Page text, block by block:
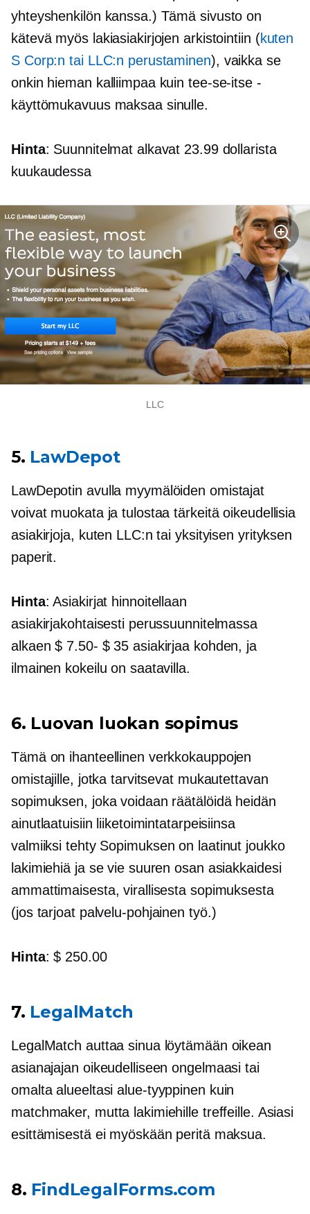
yhteyshenkilön kanssa.) Tämä sivusto on
kätevä myös lakiasiakirjojen arkistointiin (kuten
S Corp:n tai LLC:n perustaminen), vaikka se
onkin hieman kalliimpaa kuin tee-se-itse -
käyttömukavuus maksaa sinulle.
Hinta: Suunnitelmat alkavat 23.99 dollarista
kuukaudessa
LLC
5. LawDepot
LawDepotin avulla myymälöiden omistajat
voivat muokata ja tulostaa tärkeitä oikeudellisia
asiakirjoja, kuten LLC:n tai yksityisen yrityksen
paperit.
Hinta: Asiakirjat hinnoitellaan
asiakirjakohtaisesti perussuunnitelmassa
alkaen$ 7.50- $ 35 asiakirjaa kohden, ja
ilmainen kokeilu on saatavilla.
6. Luovan luokan sopimus
Tämä on ihanteellinen verkkokauppojen
omistajille, jotka tarvitsevat mukautettavan
sopimuksen, joka voidaan räätälöidä heidän
ainutlaatuisiin liiketoimintatarpeisiinsa
valmiiksi tehtySopimuksen on laatinut joukko
lakimiehiä ja se vie suuren osan asiakkaidesi
ammattimaisesta, virallisesta sopimuksesta
(jos tarjoat palvelu-pohjainen työ.)
Hinta: $ 250.00
7. LegalMatch
LegalMatch auttaa sinua löytämään oikean
asianajajan oikeudelliseen ongelmaasi tai
omalta alueeltasialue-tyyppinen kuin
matchmaker, mutta lakimiehille treffeille. Asiasi
esittämisestä ei myöskään peritä maksua.
8. FindLegalForms.com